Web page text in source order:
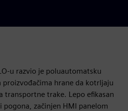
u razvio je poluautomatsku
proizvođačima hrane da kotrljaju
transportne trake. Lepo efikasan
pogona, začinjen HMI panelom